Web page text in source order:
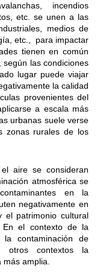
incendios
etc. se unen a las
medios de
etc., para impactar
tienen en común
las condiciones
lugar puede viajar
la calidad
provenientes del
a escala más
urbanas suele verse
zonas rurales de los
aire se consideran
atmosférica se
en la
negativamente en
el patrimonio cultural
En el contexto de la
contaminación de
otros contextos la
más amplia.